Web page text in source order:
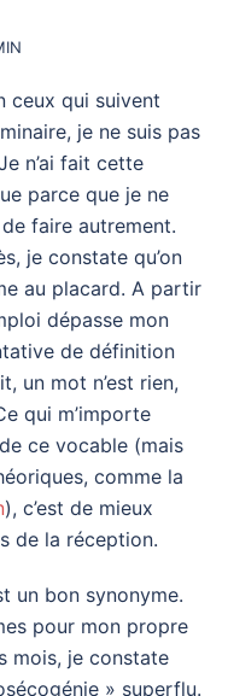
ceux qui suivent
je ne suis pas
n’ai fait cette
parce que je ne
faire autrement.
je constate qu’on
au placard. A partir
dépasse mon
de définition
un mot n’est rien,
qui m’importe
ce vocable (mais
comme la
), c’est de mieux
de la réception.
un bon synonyme.
pour mon propre
mois, je constate
» superflu.